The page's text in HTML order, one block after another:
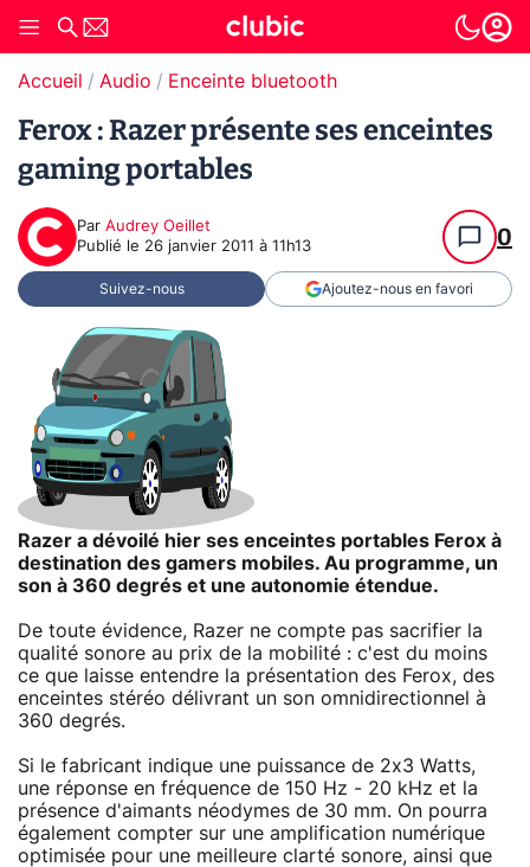
Accueil Audio Enceinte bluetooth
Ferox : Razer présente ses enceintes
gaming portables
Par Audrey Oeillet
Publié le 26 janvier 2011 à 11h13 0
Suivez-nous Ajoutez-nous en favori
Razer a dévoilé hier ses enceintes portables Ferox à
destination des gamers mobiles. Au programme, un
son à 360 degrés et une autonomie étendue.
De toute évidence, Razer ne compte pas sacrifier la
qualité sonore au prix de la mobilité : c'est du moins
ce que laisse entendre la présentation des Ferox, des
enceintes stéréo délivrant un son omnidirectionnel à
360 degrés.
Si le fabricant indique une puissance de 2x3 Watts,
une réponse en fréquence de 150 Hz - 20 kHz et la
présence d'aimants néodymes de 30 mm. On pourra
également compter sur une amplification numérique
optimisée pour une meilleure clarté sonore, ainsi que